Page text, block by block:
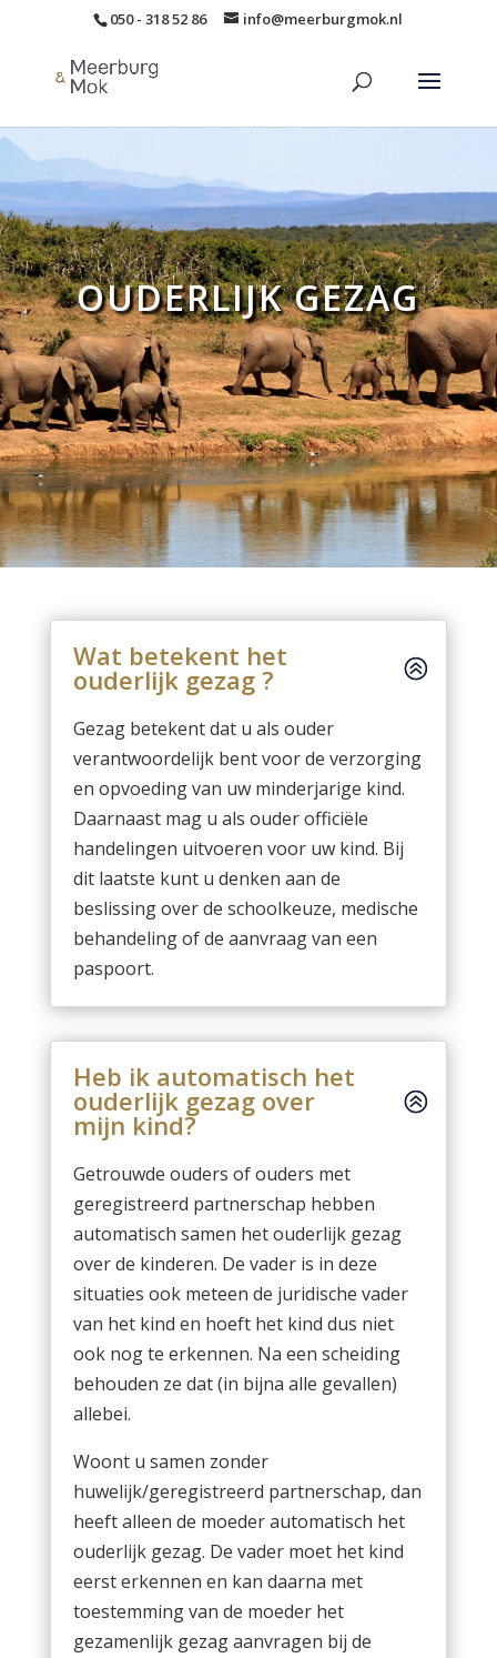
050 - 318 52 86 info@meerburgmok.nl
OUDERLIJK GEZAG
Wat betekent het
ouderlijk gezag ?
Gezag betekent dat u als ouder
verantwoordelijk bent voor de verzorging
en opvoeding van uw minderjarige kind.
Daarnaast mag u als ouder officiële
handelingen uitvoeren voor uw kind. Bij
dit laatste kunt u denken aan de
beslissing over de schoolkeuze, medische
behandeling of de aanvraag van een
paspoort.
Heb ik automatisch het
ouderlijk gezag over
mijn kind?
Getrouwde ouders of ouders met
geregistreerd partnerschap hebben
automatisch samen het ouderlijk gezag
over de kinderen. De vader is in deze
situaties ook meteen de juridische vader
van het kind en hoeft het kind dus niet
ook nog te erkennen. Na een scheiding
behouden ze dat (in bijna alle gevallen)
allebei.
Woont u samen zonder
huwelijk/geregistreerd partnerschap, dan
heeft alleen de moeder automatisch het
ouderlijk gezag. De vader moet het kind
eerst erkennen en kan daarna met
toestemming van de moeder het
gezamenlijk gezag aanvragen bij de